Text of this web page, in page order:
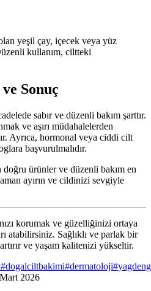
yeşil çay, içecek veya yüz
kullanım, ciltteki
Sonuç
sabır ve düzenli bakım şarttır.
ve aşırı müdahalelerden
Ayrıca, hormonal veya ciddi cilt
başvurulmalıdır.
ürünler ve düzenli bakım en
ayırın ve cildinizi sevgiyle
korumak ve güzelliğinizi ortaya
atabilirsiniz. Sağlıklı ve parlak bir
ve yaşam kalitenizi yükseltir.
#dogalciltbakimi#dermatoloji#
2026